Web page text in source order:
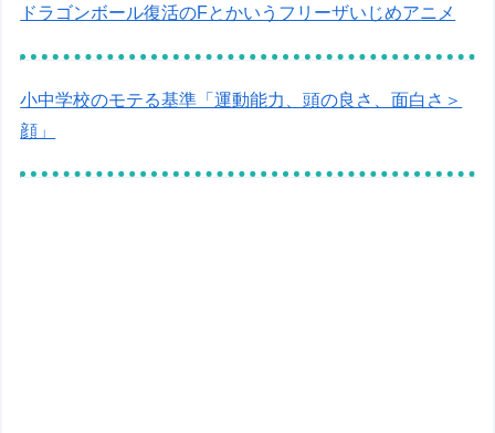
ドラゴンボール復活のFとかいうフリーザいじめアニメ
小中学校のモテる基準「運動能力、頭の良さ、面白さ＞
顔」